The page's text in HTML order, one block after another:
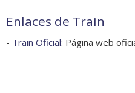
Enlaces de Train
- Train Oficial: Página web